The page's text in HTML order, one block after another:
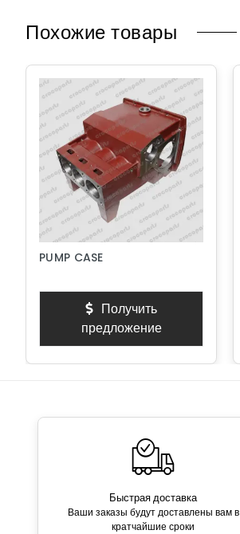
Похожие товары
PUMP CASE
Получить
предложение
Быстрая доставка
Ваши заказы будут доставлены вам в
кратчайшие сроки